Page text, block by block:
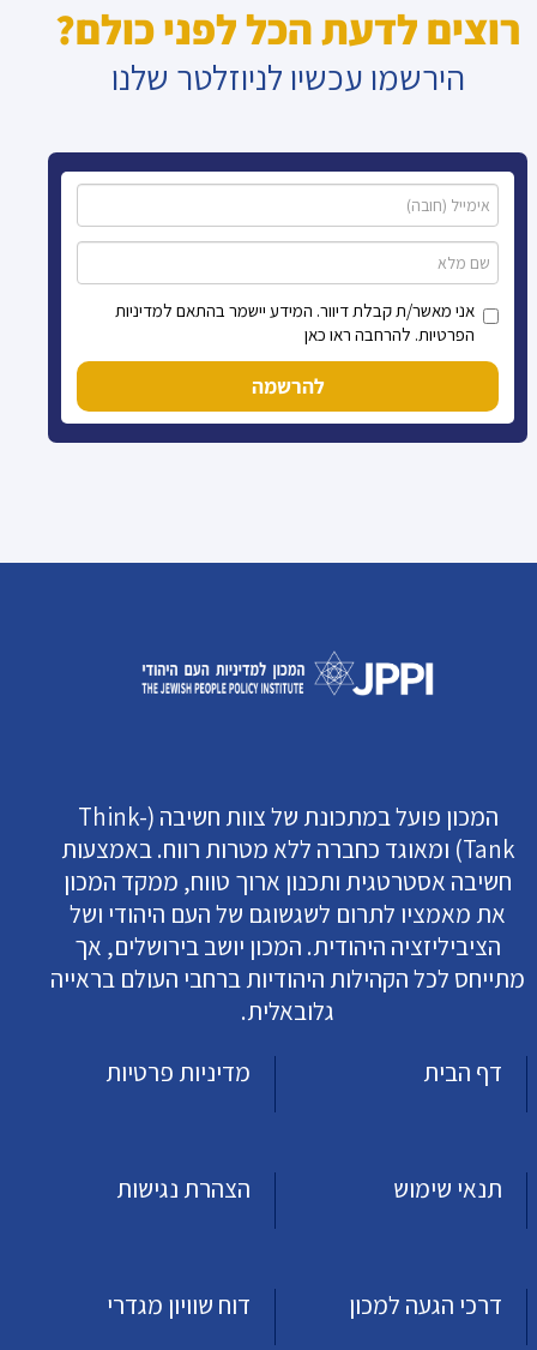
רוצים לדעת הכל לפני כולם?
הירשמו עכשיו לניוזלטר שלנו
אני מאשר/ת קבלת דיוור. המידע יישמר בהתאם למדיניות
הפרטיות. להרחבה ראו כאן
להרשמה
המכון פועל במתכונת של צוות חשיבה (Think-
Tank) ומאוגד כחברה ללא מטרות רווח. באמצעות
חשיבה אסטרטגית ותכנון ארוך טווח, ממקד המכון
את מאמציו לתרום לשגשוגם של העם היהודי ושל
הציביליזציה היהודית. המכון יושב בירושלים, אך
מתייחס לכל הקהילות היהודיות ברחבי העולם בראייה
גלובאלית.
דף הבית
מדיניות פרטיות
תנאי שימוש הצהרת נגישות
דרכי הגעה למכון דוח שוויון מגדרי